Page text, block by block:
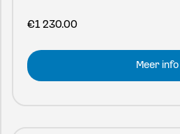
€1 230.00
Meer info